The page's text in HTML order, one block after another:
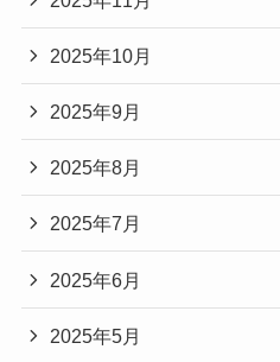
2025年10月
2025年9月
2025年8月
2025年7月
2025年6月
2025年5月